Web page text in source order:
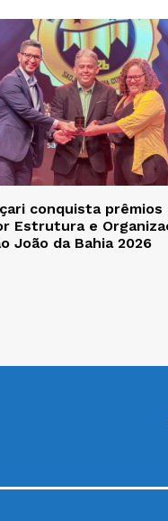
conquista prêmios
Estrutura e
João da Bahia 2026